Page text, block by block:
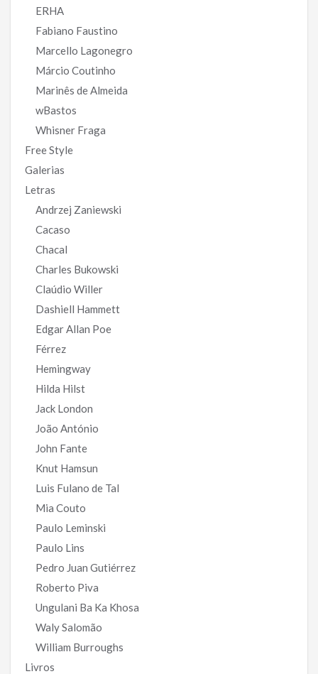
ERHA
Fabiano Faustino
Marcello Lagonegro
Márcio Coutinho
Marinês de Almeida
wBastos
Whisner Fraga
Free Style
Galerias
Letras
Andrzej Zaniewski
Cacaso
Chacal
Charles Bukowski
Claúdio Willer
Dashiell Hammett
Edgar Allan Poe
Férrez
Hemingway
Hilda Hilst
Jack London
João António
John Fante
Knut Hamsun
Luis Fulano de Tal
Mia Couto
Paulo Leminski
Paulo Lins
Pedro Juan Gutiérrez
Roberto Piva
Ungulani Ba Ka Khosa
Waly Salomão
William Burroughs
Livros